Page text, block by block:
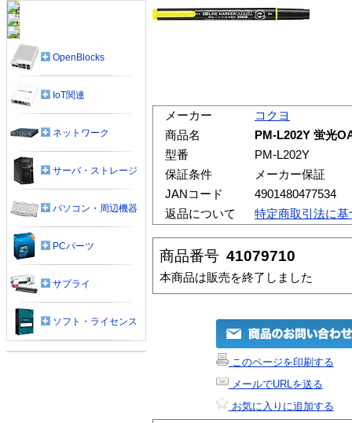
メーカー
コクヨ
商品名
PM-L202Y 蛍光
型番
PM-L202Y
保証条件
メーカー保証
JANコード
4901480477534
返品について
特定商取引法に基
商品番号 41079710
本商品は販売を終了しました
このページを印刷する
メールでURLを送る
お気に入りに追加する
OpenBlocks
IoT関連
ネットワーク
サーバ・ストレージ
パソコン・周辺機器
PCパーツ
サプライ
ソフト・ライセンス